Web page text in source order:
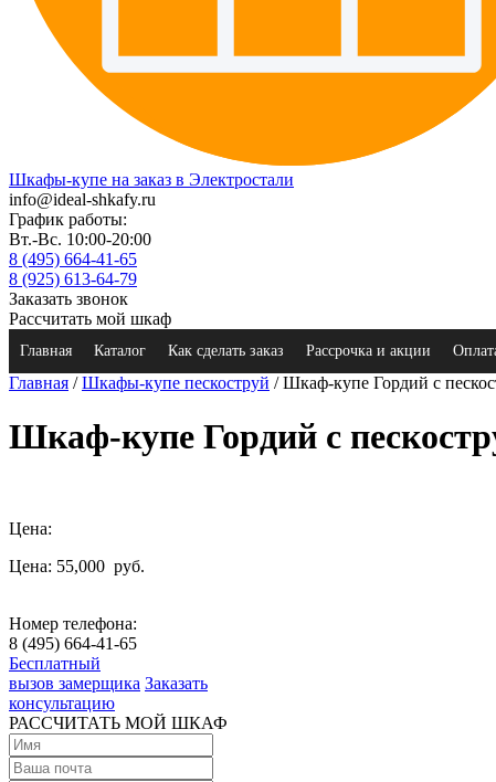
Шкафы-купе на заказ в Электростали
info@ideal-shkafy.ru
График работы:
Вт.-Вс. 10:00-20:00
8 (495) 664-41-65
8 (925) 613-64-79
Заказать звонок
Рассчитать мой шкаф
Главная Каталог Как сделать заказ Рассрочка и акции
Главная /Шкафы-купе пескоструй / Шкаф-купе Гордий с
Шкаф-купе Гордий с
Цена:
Цена: 55,000 руб.
Номер телефона:
8 (495) 664-41-65
Бесплатный
вызов замерщика Заказать
консультацию
РАССЧИТАТЬ МОЙ ШКАФ